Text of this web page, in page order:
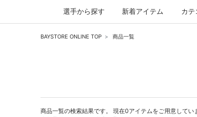
選手から探す 新着アイテム カテ
BAYSTORE ONLINE TOP 商品一覧
商品一覧の検索結果です。 現在0アイテムをご用意してい